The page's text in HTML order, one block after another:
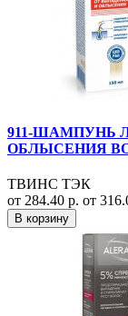
911-ШАМПУНЬ
ОБЛЫСЕНИЯ
ТВИНС ТЭК
от 284.40 р. от
В корзину